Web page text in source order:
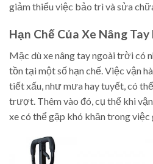
giảm thiểu việc bảo trì và sửa
Hạn Chế Của Xe Nâng
Mặc dù xe nâng tay ngoài trời có
tồn tại một số hạn chế. Việc vận
tiết xấu, như mưa hay tuyết, có
trượt. Thêm vào đó, cụ thể khi
xe có thể gặp khó khăn trong